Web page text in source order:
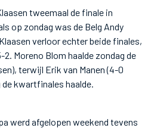
tweemaal de finale in
op zondag was de Belg Andy
verloor echter beide finales,
Moreno Blom haalde zondag de
terwijl Erik van Manen (4-0
kwartfinales haalde.
werd afgelopen weekend tevens